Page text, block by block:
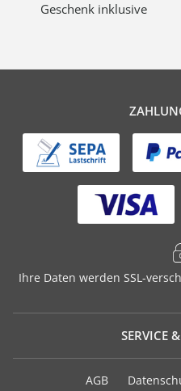
Geschenk inklusive
Ihre Daten werden SSL-
SERVICE
AGB